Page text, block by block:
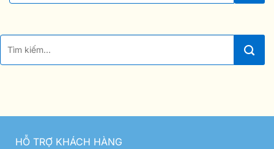
HỖ TRỢ KHÁCH HÀNG